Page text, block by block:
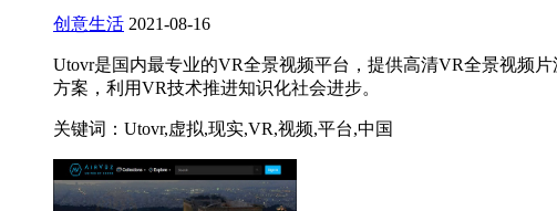
创意生活 2021-08-16
Utovr是国内最专业的VR全景视频平台，提供高清VR全景视频
方案，利用VR技术推进知识化社会进步。
关键词：Utovr,虚拟,现实,VR,视频,平台,中国